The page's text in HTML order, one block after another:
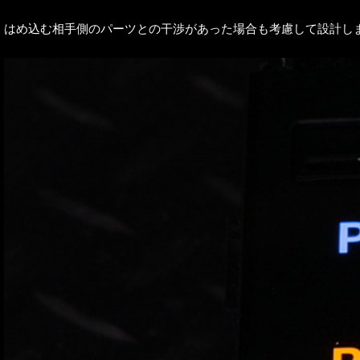
はめ込む相手側のパーツとの干渉があった場合も考慮して設計し